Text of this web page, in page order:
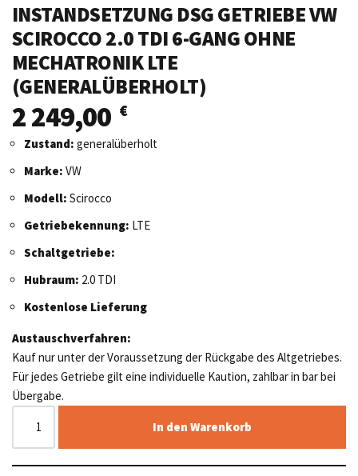
INSTANDSETZUNG DSG GETRIEBE VW
SCIROCCO 2.0 TDI 6-GANG OHNE
MECHATRONIK LTE
(GENERALÜBERHOLT)
2 249,00 €
Zustand: generalüberholt
Marke: VW
Modell: Scirocco
Getriebekennung: LTE
Schaltgetriebe:
Hubraum: 2.0 TDI
Kostenlose Lieferung
Austauschverfahren:
Kauf nur unter der Voraussetzung der Rückgabe des Altgetriebes.
Für jedes Getriebe gilt eine individuelle Kaution, zahlbar in bar bei
Übergabe.
In den Warenkorb